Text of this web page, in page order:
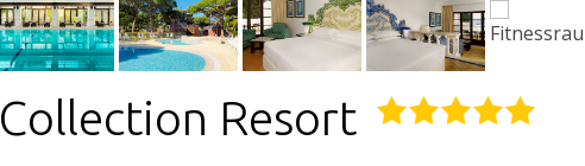
Resort